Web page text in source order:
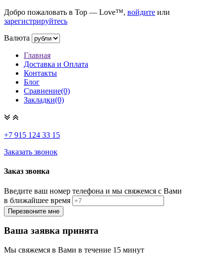
Добро пожаловать в Top — Love™, войдите или
зарегистрируйтесь
Валюта
Главная
Доставка и Оплата
Контакты
Блог
Сравнение(0)
Закладки(0)
+7 915 124 33 15
Заказать звонок
Заказ звонка
Введите ваш номер телефона и мы свяжемся с Вами
в ближайшее время
Ваша заявка принята
Мы свяжемся в Вами в течение 15 минут